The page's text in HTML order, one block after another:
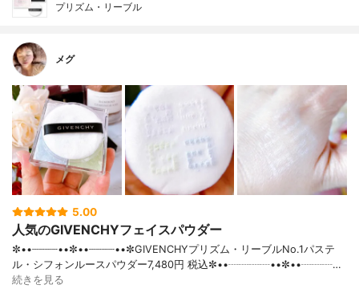
プリズム・リーブル
メグ
5.00
人気のGIVENCHYフェイスパウダー
✼••┈┈┈┈••✼••┈┈┈┈••✼GIVENCHYプリズム・リーブルNo.1パステ
ル・シフォンルースパウダー7,480円 税込✼••┈┈┈┈••✼••┈┈┈…
続きを見る